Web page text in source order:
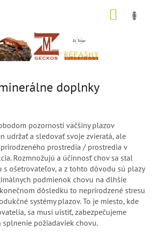
doplnky
pozornosti väčšiny plazov
udržať a sledovať svoje zvieratá, ale
prostredia / prostredia v
Rozmnožujú a účinnosť chov sa stal
s ošetrovateľov, a z tohto dôvodu sú plazy
podmienok chovu na dlhšie
dôsledku to neprirodzené stresu
systémy plazov. To je miesto, kde
sa musí uistiť, zabezpečujeme
požiadaviek chovu.